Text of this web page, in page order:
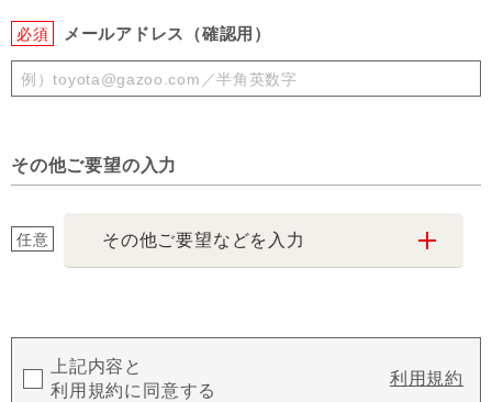
必須 メールアドレス（確認用）
その他ご要望の入力
任意 その他ご要望などを入力
上記内容と
利用規約に同意する
利用規約